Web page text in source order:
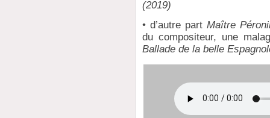
(2019)
• d’autre part Maître
du compositeur, une
Ballade de la belle